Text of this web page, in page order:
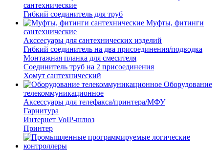
сантехнические
Гибкий соединитель для труб
Муфты, фитинги
сантехнические
Акссесуары для сантехнических изделий
Гибкий соединитель на два присоединения/подводка
Монтажная планка для смесителя
Соединитель труб на 2 присоединения
Хомут сантехнический
Оборудование
телекоммуникационное
Аксессуары для телефакса/принтера/МФУ
Гарнитура
Интернет VoIP-шлюз
Принтер